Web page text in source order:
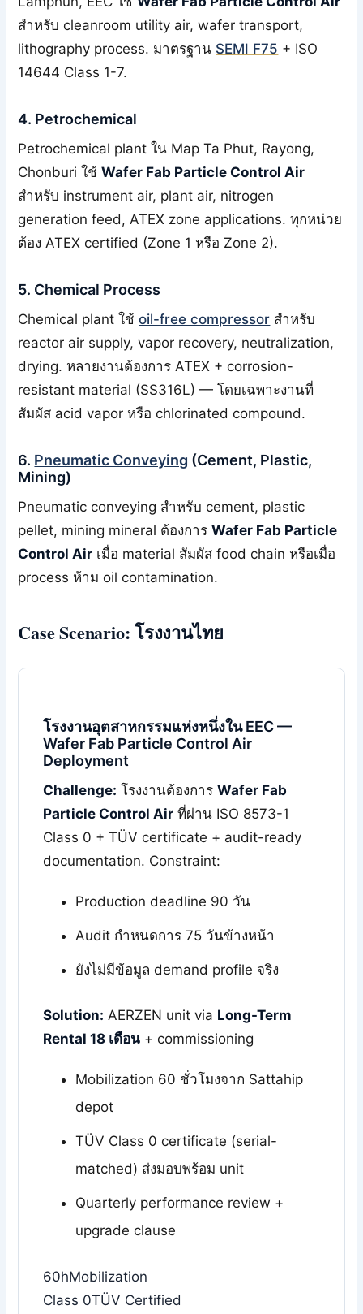
สำหรับ cleanroom utility air, wafer transport,
lithography process. มาตรฐาน SEMI F75 + ISO
14644 Class 1-7.
4. Petrochemical
Petrochemical plant ใน Map Ta Phut, Rayong,
Chonburi ใช้Wafer Fab Particle Control Air
สำหรับ instrument air, plant air, nitrogen
generation feed, ATEX zone applications. ทุกหน่วย
ต้อง ATEX certified (Zone 1 หรือ Zone 2).
5. Chemical Process
Chemical plant ใช้oil-free compressor สำหรับ
reactor air supply, vapor recovery, neutralization,
drying. หลายงานต้องการ ATEX + corrosion-
resistant material (SS316L) — โดยเฉพาะงานที่
สัมผัส acid vapor หรือ chlorinated compound.
6. Pneumatic Conveying (Cement, Plastic,
Mining)
Pneumatic conveying สำหรับ cement, plastic
pellet, mining mineral ต้องการWafer Fab Particle
Control Air เมื่อ material สัมผัส food chain หรือเมื่อ
process ห้าม oil contamination.
Case Scenario: โรงงานไทย
โรงงานอุตสาหกรรมแห่งหนึ่งใน EEC —
Wafer Fab Particle Control Air
Deployment
Challenge: โรงงานต้องการ Wafer Fab
Particle Control Airที่ผ่าน ISO 8573-1
Class 0 + TÜV certificate + audit-ready
documentation. Constraint:
Production deadline 90 วัน
Audit กำหนดการ 75 วันข้างหน้า
ยังไม่มีข้อมูล demand profile จริง
Solution: AERZEN unit via Long-Term
Rental 18 เดือน+ commissioning
Mobilization 60 ชั่วโมงจาก Sattahip
depot
TÜV Class 0 certificate (serial-
matched) ส่งมอบพร้อม unit
Quarterly performance review +
upgrade clause
60hMobilization
Class 0TÜV Certified